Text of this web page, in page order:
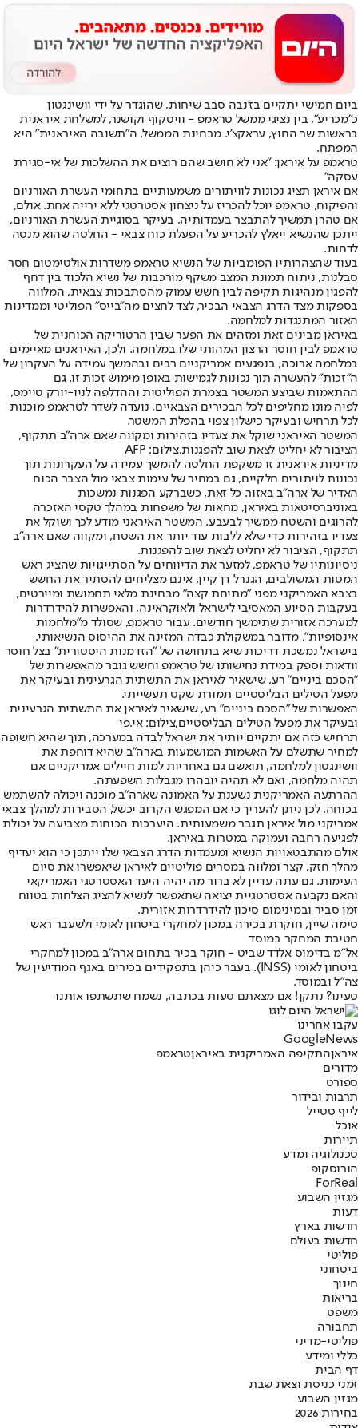
ביום חמישי יתקיים בז'נבה סבב שיחות, שהוגדר על ידי וושינגטון
כ"מכריע", בין נציגי ממשל טראמפ - וויטקוף וקושנר, למשלחת איראנית
בראשות שר החוץ, עראקצ'י. מבחינת הממשל, ה"תשובה האיראנית" היא
המפתח.
טראמפ על איראן: "אני לא חושב שהם רוצים את ההשלכות של אי-סגירת
עסקה"
אם איראן תציג נכונות לוויתורים משמעותיים בתחומי העשרת האורניום
והפיקוח, טראמפ יוכל להכריז על ניצחון אסטרטגי ללא ירייה אחת. אולם,
אם טהרן תמשיך להתבצר בעמדותיה, בעיקר בסוגיית העשרת האורניום,
ייתכן שהנשיא ייאלץ להכריע על הפעלת כוח צבאי - החלטה שהוא מנסה
לדחות.
בעוד שהצהרותיו הפומביות של הנשיא טראמפ משדרות אולטימטום חסר
סבלנות, ניתוח תמונת המצב משקף מורכבות של נשיא הלכוד בין דחף
להפגין מנהיגות תקיפה לבין חשש עמוק מהסתבכות צבאית, המלווה
בספקות מצד הדרג הצבאי הבכיר, לצד לחצים מה"בייס" הפוליטי וממדינות
האזור המתנגדות למלחמה.
באיראן מבינים זאת ומזהים את הפער שבין הרטוריקה הכוחנית של
טראמפ לבין חוסר הרצון המהותי שלו במלחמה. ולכן, האיראנים מאיימים
במלחמה ארוכה, בנפגעים אמריקניים רבים ובהמשך עמידה על העקרון של
ה"זכות" להעשרה תוך נכונות לגמישות באופן מימוש זכות זו. גם
ההתאמות שביצע המשטר בצמרת הפוליטית וההדלפה לניו-יורק טיימס,
לפיה מונו מחליפים לכל הבכירים הצבאיים, נועדה לשדר לטראמפ מוכנות
לכל תרחיש ובעיקר כישלון צפוי בהפלת המשטר.
המשטר האיראני שוקל את צעדיו בזהירות ומקווה שאם ארה"ב תתקוף,
הציבור לא יחליט לצאת שוב להפגנות,צילום: AFP
מדיניות איראנית זו משקפת החלטה להמשך עמידה על העקרונות תוך
נכונות לויתורים חלקיים, גם במחיר של עימות צבאי מול הצבר הכוח
האדיר של ארה"ב באזור. כל זאת, כשברקע הפגנות נמשכות
באוניברסיטאות באיראן, מחאות של משפחות במהלך טקסי האזכרה
להרוגים והשטח ממשיך לבעבע. המשטר האיראני מודע לכך ושוקל את
צעדיו בזהירות כדי שלא ללבות עוד יותר את השטח, ומקווה שאם ארה"ב
תתקוף, הציבור לא יחליט לצאת שוב להפגנות.
ניסיונותיו של טראמפ, למזער את הדיווחים על הסתייגויות שהציג ראש
המטות המשולבים, הגנרל דן קיין, אינם מצליחים להסתיר את החשש
בצבא האמריקני מפני "מתיחת קצה" מבחינת מלאי תחמושת ומיירטים,
בעקבות הסיוע המאסיבי לישראל ולאוקראינה, והאפשרות להידרדרות
למערכה אזורית שתימשך חודשים. עבור טראמפ, שסולד מ"מלחמות
אינסופיות", מדובר במשקולת כבדה המזינה את ההיסוס הנשיאותי.
בישראל נמשכת דריכות שיא בתחושה של "הזדמנות היסטורית" בצל חוסר
וודאות וספק במידת נחישותו של טראמפ וחשש גובר מהאפשרות של
"הסכם ביניים" רע, שישאיר לאיראן את התשתית הגרעינית ובעיקר את
מפעל הטילים הבליסטיים תמורת שקט תעשייתי.
האפשרות של "הסכם ביניים" רע, שישאיר לאיראן את התשתית הגרעינית
ובעיקר את מפעל הטילים הבליסטיים,צילום: אי.פי
תרחיש כזה אם יתקיים יותיר את ישראל לבדה במערכה, תוך שהיא חשופה
למחיר שתשלם על האשמות המושמעות בארה"ב שהיא דוחפת את
וושינגטון למלחמה, תואשם גם באחריות למות חיילים אמריקניים אם
תהיה מלחמה, ואם לא תהיה יובהרו מגבלות השפעתה.
ההרתעה האמריקנית נשענת על האמונה שארה"ב מוכנה ויכולה להשתמש
בכוחה. לכן ניתן להעריך כי אם המפגש הקרוב יכשל, הסבירות למהלך צבאי
אמריקני מול איראן תגבר משמעותית. היערכות הכוחות מצביעה על יכולת
לפגיעה רחבה ועמוקה במטרות באיראן.
אולם מהתבטאויות הנשיא ומעמדות הדרג הצבאי שלו ייתכן כי הוא יעדיף
מהלך חזק, קצר ומלווה במסרים פוליטיים לאיראן שיאפשרו את סיום
העימות. גם עתה עדיין לא ברור מה יהיה היעד האסטרטגי האמריקאי
והאם נקבעה אסטרטגיית יציאה שתאפשר לנשיא להציג הצלחות בטווח
זמן סביר ובמינימום סיכון להידרדרות אזורית.
סימה שיין, חוקרת בכירה במכון למחקרי ביטחון לאומי ולשעבר ראש
חטיבת המחקר במוסד
אל"מ בדימוס אלדד שביט - חוקר בכיר בתחום ארה"ב במכון למחקרי
ביטחון לאומי (INSS). בעבר כיהן בתפקידים בכירים באגף המודיעין של
צה"ל ובמוסד.
טעינו? נתקן! אם מצאתם טעות בכתבה, נשמח שתשתפו אותנו
עקבו אחרינו
Googl eNews
איראןהתקיפה האמריקנית באיראןטראמפ
מדורים
ספורט
תרבות ובידור
לייף סטייל
אוכל
תיירות
טכנולוגיה ומדע
הורוסקופ
ForReal
מגזין השבוע
דעות
חדשות בארץ
חדשות בעולם
פוליטי
ביטחוני
חינוך
בריאות
משפט
תחבורה
פוליטי-מדיני
כללי ומידע
דף הבית
זמני כניסת וצאת שבת
מגזין השבוע
בחירות 2026